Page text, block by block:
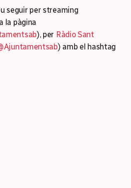
seguir per streaming
la pàgina
), per Ràdio Sant
) amb el hashtag